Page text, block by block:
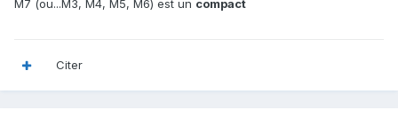
M7 (ou...M3, M4, M5, M6) est un compact
Citer